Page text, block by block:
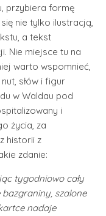
przybiera formę
nie tylko ilustracją,
a tekst
Nie miejsce tu na
warto wspomnieć,
słów i figur
w Waldau pod
i
życia, za
historii z
zdanie:
tygodniowo cały
bazgraniny, szalone
nadaje